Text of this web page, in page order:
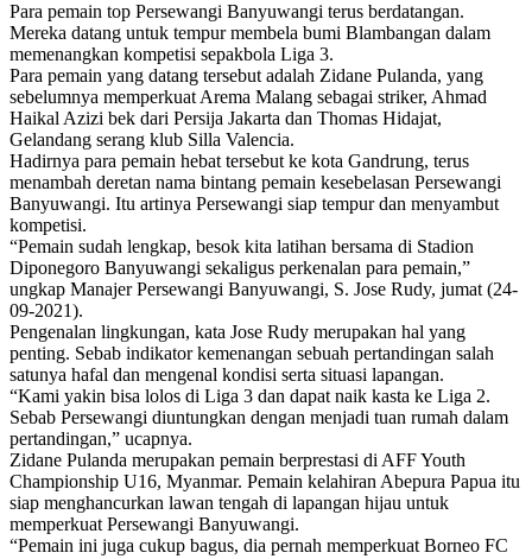
Para pemain top Persewangi Banyuwangi terus berdatangan.
Mereka datang untuk tempur membela bumi Blambangan dalam
memenangkan kompetisi sepakbola Liga 3.
Para pemain yang datang tersebut adalah Zidane Pulanda, yang
sebelumnya memperkuat Arema Malang sebagai striker, Ahmad
Haikal Azizi bek dari Persija Jakarta dan Thomas Hidajat,
Gelandang serang klub Silla Valencia.
Hadirnya para pemain hebat tersebut ke kota Gandrung, terus
menambah deretan nama bintang pemain kesebelasan Persewangi
Banyuwangi. Itu artinya Persewangi siap tempur dan menyambut
kompetisi.
“Pemain sudah lengkap, besok kita latihan bersama di Stadion
Diponegoro Banyuwangi sekaligus perkenalan para pemain,”
ungkap Manajer Persewangi Banyuwangi, S. Jose Rudy, jumat (24-
09-2021).
Pengenalan lingkungan, kata Jose Rudy merupakan hal yang
penting. Sebab indikator kemenangan sebuah pertandingan salah
satunya hafal dan mengenal kondisi serta situasi lapangan.
“Kami yakin bisa lolos di Liga 3 dan dapat naik kasta ke Liga 2.
Sebab Persewangi diuntungkan dengan menjadi tuan rumah dalam
pertandingan,” ucapnya.
Zidane Pulanda merupakan pemain berprestasi di AFF Youth
Championship U16, Myanmar. Pemain kelahiran Abepura Papua itu
siap menghancurkan lawan tengah di lapangan hijau untuk
memperkuat Persewangi Banyuwangi.
“Pemain ini juga cukup bagus, dia pernah memperkuat Borneo FC